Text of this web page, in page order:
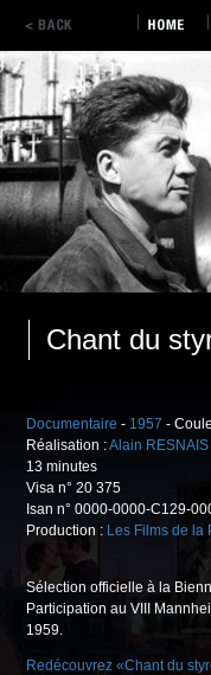
Chant du
Documentaire - 1957 -
Réalisation :Alain RESNAIS
13 minutes
Visa n° 20 375
Isan n° 0000-0000-C129-
Production : Les Films de la
Sélection officielle à la
Participation au VIII
1959.
Redécouvrez «Chant du